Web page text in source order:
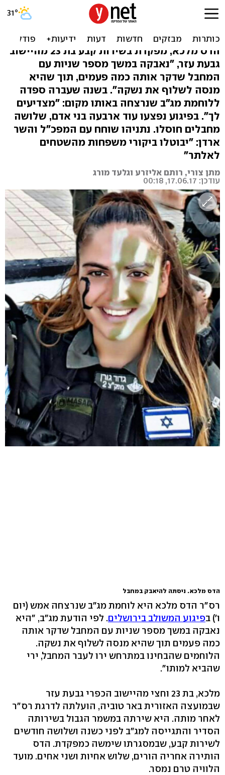
הדס נרצחה בפיגוע בירושלים:
"נאבקה במחבל"
הדס מלכא, מפקדת בשירות קבע בת 23 מהיישוב
גבעת עזר, "נאבקה במשך מספר שניות עם
המחבל שדקר אותה כמה פעמים, תוך שהיא
מנסה לשלוף את נשקה". בשנה שעברה ספדה
ללוחמת מג"ב שנרצחה באותו מקום: "מצדיעים
לך". בפיגוע נפצעו עוד ארבעה בני אדם, שלושה
מחבלים חוסלו. נתניהו שוחח עם המפכ"ל והשר
ארדן: "יבוטלו ביקורי משפחות מהשטחים
לאלתר"
מתן צורי, רותם אליזרע וגלעד מורג
עודכן: 17.06.17, 00:18
הדס מלכא. ניסתה להיאבק במחבל
רס"ר הדס מלכא היא לוחמת מג"ב שנרצחה אמש (יום
ו') בפיגוע המשולב בירושלים. לפי הודעת מג"ב, "היא
נאבקה במשך מספר שניות עם המחבל שדקר אותה
כמה פעמים תוך שהיא מנסה לשלוף את נשקה.
הלוחמים שהבחינו במתרחש ירו לעבר המחבל, ירי
שהביא למותו".
מלכא, בת 23 וחצי מהיישוב הכפרי גבעת עזר
שבמועצה האזורית באר טוביה, הועלתה לדרגת רס"ר
לאחר מותה. היא שירתה במשמר הגבול בשירותה
הסדיר והתגייסה למג"ב לפני כשנה ושלושה חודשים
לשירות קבע, שבמסגרתו שימשה כמפקדת. הדס
הותירה אחריה הורים, שלוש אחיות ושני אחים. מועד
הלוויה טרם נמסר.